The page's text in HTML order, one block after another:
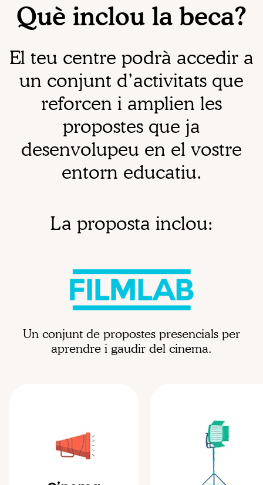
Què inclou la beca?
El teu centre podrà accedir a
un conjunt d’activitats que
reforcen i amplien les
propostes que ja
desenvolupeu en el vostre
entorn educatiu.
La proposta inclou:
Un conjunt de propostes presencials per
aprendre i gaudir del cinema.